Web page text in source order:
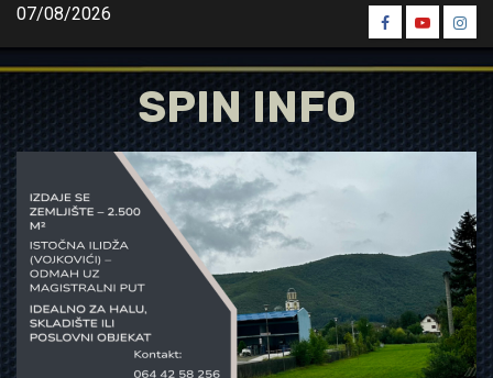
Skip
content
07/08/2026
Spin
Facebook
Spin
Youtube
Spin
SPIN INFO